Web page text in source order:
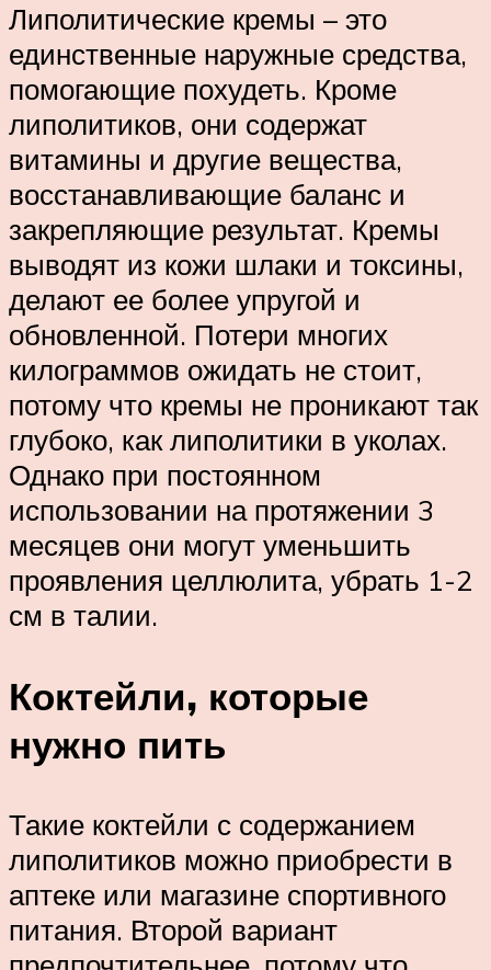
Липолитические кремы – это
единственные наружные средства,
помогающие похудеть. Кроме
липолитиков, они содержат
витамины и другие вещества,
восстанавливающие баланс и
закрепляющие результат. Кремы
выводят из кожи шлаки и токсины,
делают ее более упругой и
обновленной. Потери многих
килограммов ожидать не стоит,
потому что кремы не проникают так
глубоко, как липолитики в уколах.
Однако при постоянном
использовании на протяжении 3
месяцев они могут уменьшить
проявления целлюлита, убрать 1-2
см в талии.
Коктейли, которые
нужно пить
Такие коктейли с содержанием
липолитиков можно приобрести в
аптеке или магазине спортивного
питания. Второй вариант